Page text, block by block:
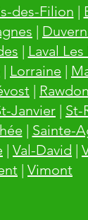
des-Filion |
|
| Laval Les
| Lorraine |
| Rawdon
Janvier | St-
| Sainte-
| Val-David |
| Vimont